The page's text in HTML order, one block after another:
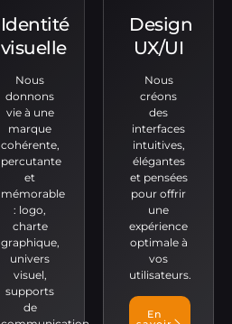
Identité
visuelle
Nous
donnons
vie à une
marque
cohérente,
percutante
et
mémorable
: logo,
charte
graphique,
univers
visuel,
supports
de
Design
UX/UI
Nous
créons
des
interfaces
intuitives,
élégantes
et pensées
pour offrir
une
expérience
optimale à
vos
utilisateurs.
En